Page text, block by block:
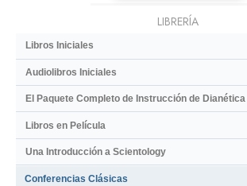
LIBRERÍA
Libros Iniciales
Audiolibros Iniciales
El Paquete Completo de Instrucción de Dianética
Libros en Película
Una Introducción a Scientology
Conferencias Clásicas